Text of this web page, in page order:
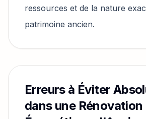
ressources et de la nature
patrimoine ancien.
Erreurs à Éviter
dans une Rénovation